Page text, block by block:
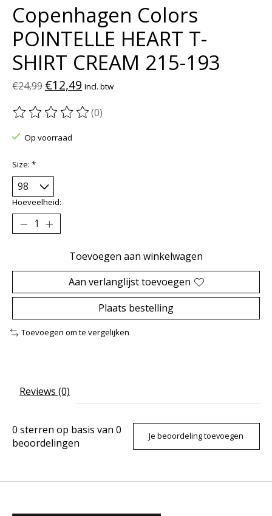
Copenhagen Colors
POINTELLE HEART T-
SHIRT CREAM 215-193
€24,99 €12,49 Incl. btw
De beoordeling van dit product is
(0)
Op voorraad
Size: *
Hoeveelheid:
Toevoegen aan winkelwagen
Aan verlanglijst toevoegen
Plaats bestelling
Toevoegen om te vergelijken
Reviews (0)
0 sterren op basis van 0
beoordelingen
Je beoordeling toevoegen